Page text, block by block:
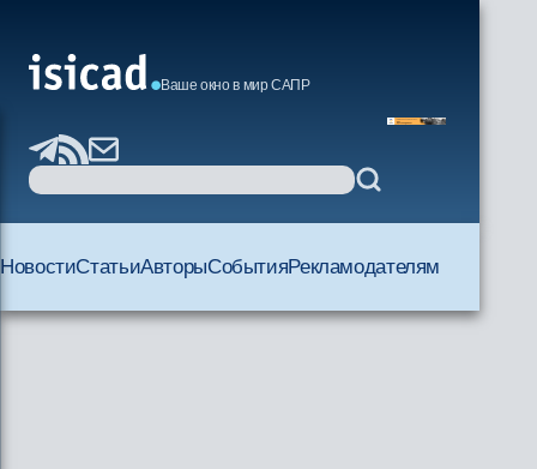
Ваше окно в мир САПР
НовостиСтатьиАвторыСобытияРекламодателям